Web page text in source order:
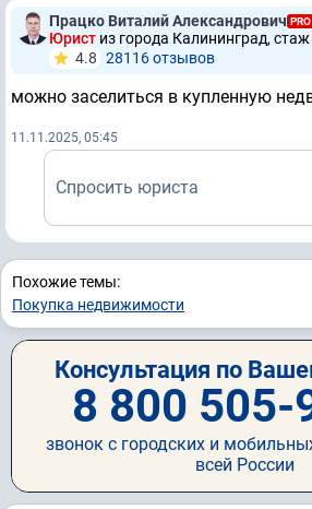
Працко Виталий Александрович PRO
Юрист из города Калининград, стаж
4.8 28116 отзывов
можно заселиться в купленную
11.11.2025, 05:45
Спросить юриста
Похожие темы:
Покупка недвижимости
Консультация по
8 800 505-
звонок с городских и
всей России